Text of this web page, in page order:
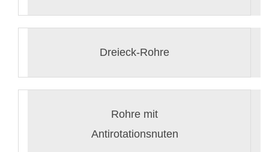
Dreieck-Rohre
Rohre mit
Antirotationsnuten